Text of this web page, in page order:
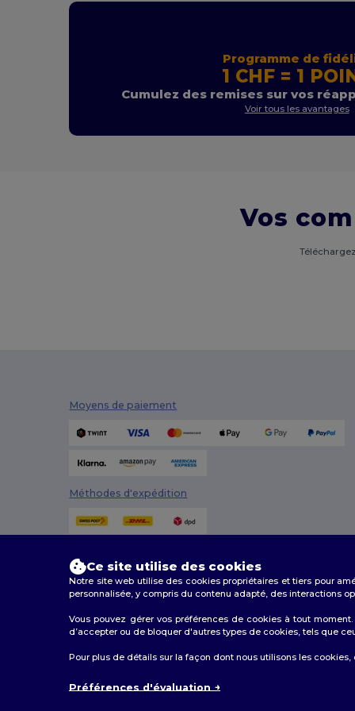
Programme de
1 CHF = 1
Cumulez des remises sur vos
Voir tous les avantages
Vos
Moyens de paiement
Méthodes d'expédition
2026. Tous droits réservés
Ce site utilise des cookies
Notre site web utilise des cookies propriétaires et tiers pour
personnalisée, y compris du contenu adapté, des interactions
Vous pouvez gérer vos préférences de cookies à tout
d’accepter ou de bloquer d'autres types de cookies, tels que
Pour plus de détails sur la façon dont nous utilisons les
Préférences d'évaluation